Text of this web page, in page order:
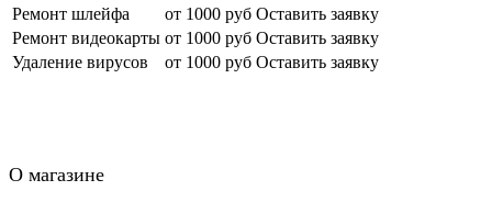
Ремонт шлейфа
от 1000 руб Оставить заявку
Ремонт видеокарты от 1000 руб Оставить заявку
Удаление вирусов
от 1000 руб Оставить заявку
О магазине